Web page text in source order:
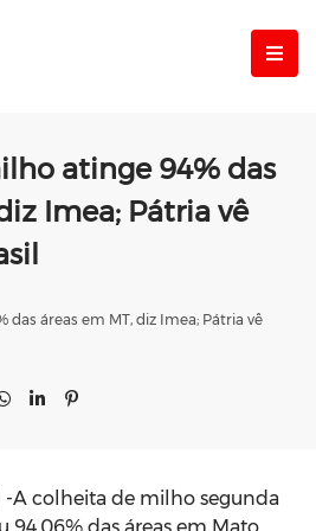
atinge 94% das
Imea; Pátria vê
das áreas em MT, diz Imea; Pátria vê
-A colheita de milho segunda